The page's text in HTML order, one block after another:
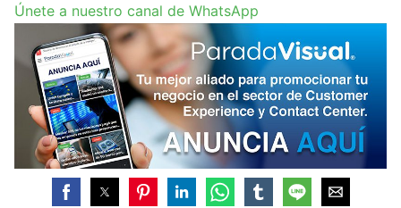
Únete a nuestro canal de WhatsApp